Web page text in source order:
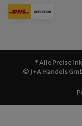
* Alle Preise
© J+A Handels